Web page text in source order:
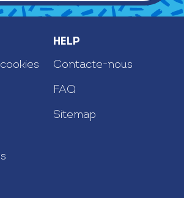
Help
Contacte-nous
FAQ
Sitemap